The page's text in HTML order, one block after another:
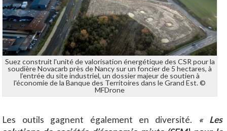
Suez construit l'unité de valorisation énergétique des CSR pour la
soudière Novacarb près de Nancy sur un foncier de 5 hectares, à
l’entrée du site industriel, un dossier majeur de soutien à
l'économie de la Banque des Territoires dans le Grand Est. ©
MFDrone
Les outils gagnent également en diversité.
« Les